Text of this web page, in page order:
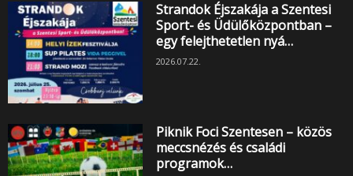
Strandok Éjszakája a Szentesi
Sport- és Üdülőközpontban –
egy felejthetetlen nyá…
2026.07.22.
Piknik Foci Szentesen – közös
meccsnézés és családi
programok…